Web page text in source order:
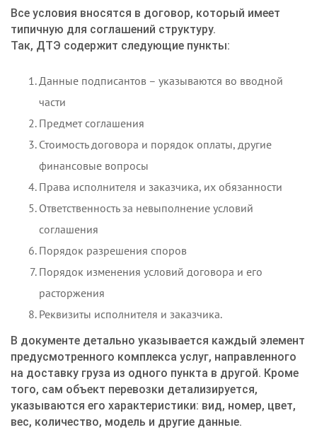
Все условия вносятся в договор, который имеет
типичную для соглашений структуру.
Так, ДТЭ содержит следующие пункты:
Данные подписантов – указываются во вводной
части
Предмет соглашения
Стоимость договора и порядок оплаты, другие
финансовые вопросы
Права исполнителя и заказчика, их обязанности
Ответственность за невыполнение условий
соглашения
Порядок разрешения споров
Порядок изменения условий договора и его
расторжения
Реквизиты исполнителя и заказчика.
В документе детально указывается каждый элемент
предусмотренного комплекса услуг, направленного
на доставку груза из одного пункта в другой. Кроме
того, сам объект перевозки детализируется,
указываются его характеристики: вид, номер, цвет,
вес, количество, модель и другие данные.